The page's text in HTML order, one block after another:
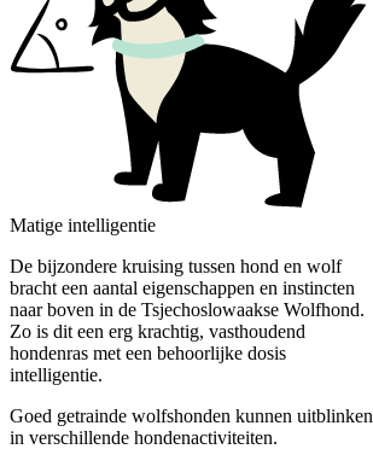
Matige intelligentie
De bijzondere kruising tussen hond en wolf
bracht een aantal eigenschappen en instincten
naar boven in de Tsjechoslowaakse Wolfhond.
Zo is dit een erg krachtig, vasthoudend
hondenras met een behoorlijke dosis
intelligentie.
Goed getrainde wolfshonden kunnen uitblinken
in verschillende hondenactiviteiten.